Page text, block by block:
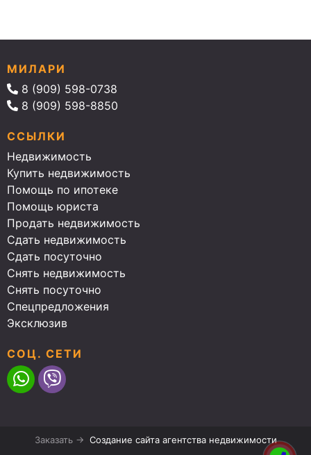
МИЛАРИ
8 (909) 598-0738
8 (909) 598-8850
ССЫЛКИ
Недвижимость
Купить недвижимость
Помощь по ипотеке
Помощь юриста
Продать недвижимость
Сдать недвижимость
Сдать посуточно
Снять недвижимость
Снять посуточно
Спецпредложения
Эксклюзив
СОЦ. СЕТИ
Заказать → Создание сайта агентства недвижимости